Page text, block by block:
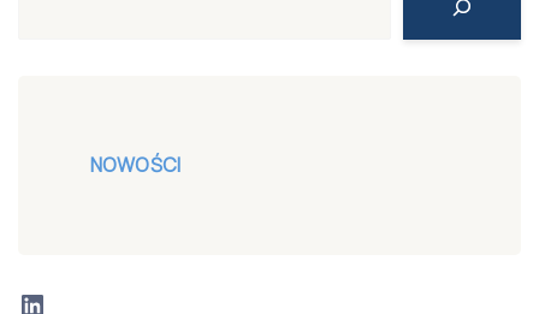
NOWOŚCI
LinkedIn